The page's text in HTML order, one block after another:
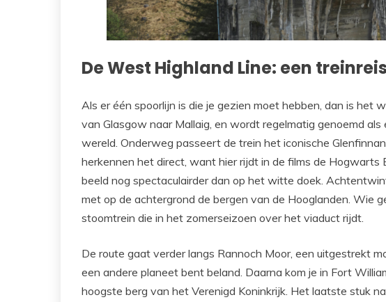
De West Highland Line: een
Als er één spoorlijn is die je gezien moet hebben, dan is het
van Glasgow naar Mallaig, en wordt regelmatig genoemd
wereld. Onderweg passeert de trein het iconische
herkennen het direct, want hier rijdt in de films de Hogwarts
beeld nog spectaculairder dan op het witte doek.
met op de achtergrond de bergen van de Hooglanden. Wie
stoomtrein die in het zomerseizoen over het viaduct rijdt.
De route gaat verder langs Rannoch Moor, een uitgestrekt
een andere planeet bent beland. Daarna kom je in Fort
hoogste berg van het Verenigd Koninkrijk. Het laatste stuk